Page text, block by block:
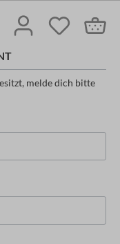
melde dich bitte